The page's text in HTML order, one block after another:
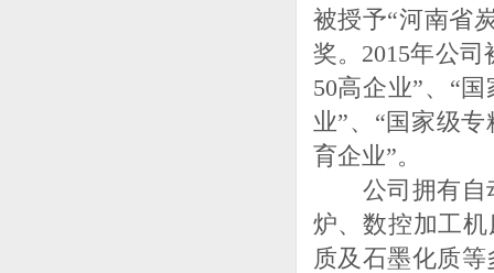
被授予“河南省
奖。2015年公
50高企业”、“
业”、“国家级
育企业”。
公司拥有自动
炉、数控加工机
质及石墨化质